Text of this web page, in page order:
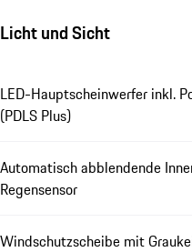
Licht und Sicht
LED-Hauptscheinwerfer inkl.
(PDLS Plus)
Automatisch abblendende
Regensensor
Windschutzscheibe mit